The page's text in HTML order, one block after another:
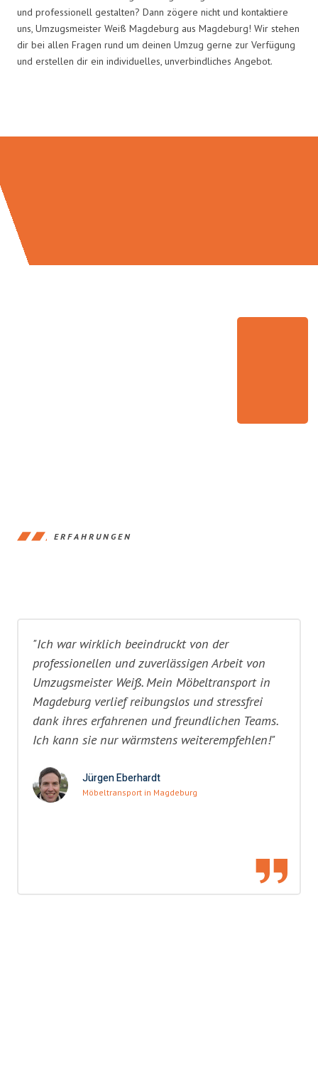
und professionell gestalten? Dann zögere nicht und kontaktiere
uns, Umzugsmeister Weiß Magdeburg aus Magdeburg! Wir stehen
dir bei allen Fragen rund um deinen Umzug gerne zur Verfügung
und erstellen dir ein individuelles, unverbindliches Angebot.
ERFAHRUNGEN
"Ich war wirklich beeindruckt von der
professionellen und zuverlässigen Arbeit von
Umzugsmeister Weiß. Mein Möbeltransport in
Magdeburg verlief reibungslos und stressfrei
dank ihres erfahrenen und freundlichen Teams.
Ich kann sie nur wärmstens weiterempfehlen!"
Jürgen Eberhardt
Möbeltransport in Magdeburg